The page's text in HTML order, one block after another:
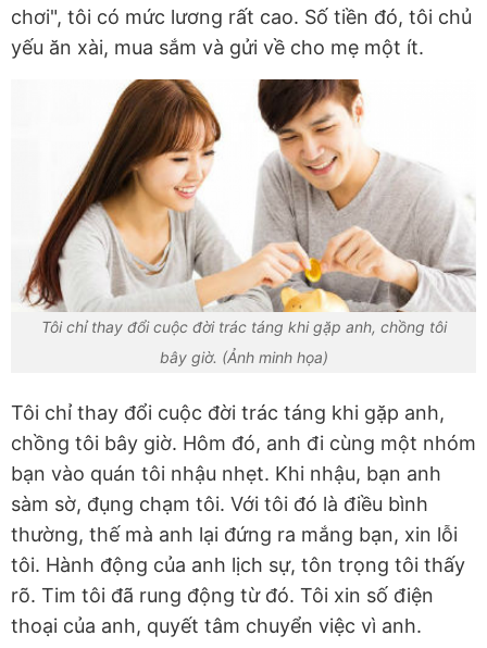
chơi", tôi có mức lương rất cao. Số tiền đó, tôi chủ
yếu ăn xài, mua sắm và gửi về cho mẹ một ít.
Tôi chỉ thay đổi cuộc đời trác táng khi gặp anh, chồng tôi
bây giờ. (Ảnh minh họa)
Tôi chỉ thay đổi cuộc đời trác táng khi gặp anh,
chồng tôi bây giờ. Hôm đó, anh đi cùng một nhóm
bạn vào quán tôi nhậu nhẹt. Khi nhậu, bạn anh
sàm sờ, đụng chạm tôi. Với tôi đó là điều bình
thường, thế mà anh lại đứng ra mắng bạn, xin lỗi
tôi. Hành động của anh lịch sự, tôn trọng tôi thấy
rõ. Tim tôi đã rung động từ đó. Tôi xin số điện
thoại của anh, quyết tâm chuyển việc vì anh.